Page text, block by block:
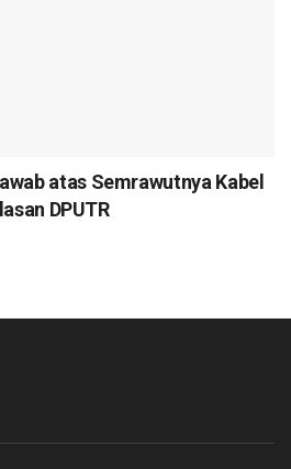
atas Semrawutnya Kabel
DPUTR